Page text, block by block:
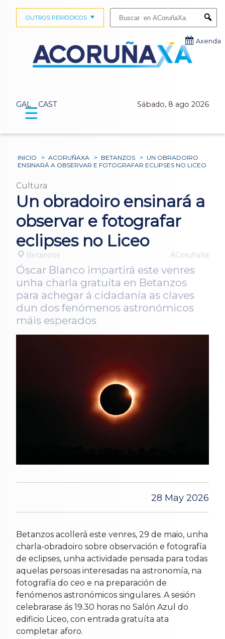
GAL CAST Sábado, 8 ago 2026
OUTROS PERIÓDICOS
Axenda
☰
INICIO > ACORUÑAXA > BETANZOS > UN OBRADOIRO
ENSINARÁ A OBSERVAR E FOTOGRAFAR ECLIPSES NO LICEO
Cultura
Un obradoiro ensinará a
observar e fotografar
eclipses no Liceo
Betanzos ACoruñaXa
Óscar Blanco impartirá este venres
unha charla gratuíta en Betanzos
para achegar á cidadanía as claves
dun dos fenómenos astronómicos
máis esperados
28 May 2026
Betanzos acollerá este venres, 29 de maio, unha
charla-obradoiro sobre observación e fotografía
de eclipses, unha actividade pensada para todas
aquelas persoas interesadas na astronomía, na
fotografía do ceo e na preparación de
fenómenos astronómicos singulares. A sesión
celebrarase ás 19.30 horas no Salón Azul do
edificio Liceo, con entrada gratuíta ata
completar aforo.